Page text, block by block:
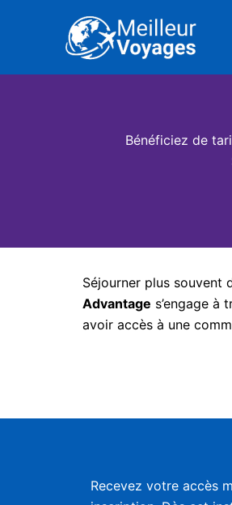
Bénéficiez de
Séjourner plus souvent
Advantage s’engage à
avoir accès à une
Recevez votre accès